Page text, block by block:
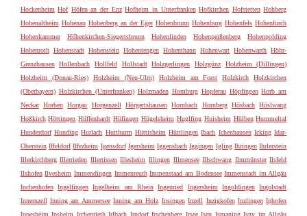
Hockenheim Hof Höfen an der Enz Hofheim in Unterfranken Hofkirchen Hofstetten Hohberg
Hohenaltheim Hohenau Hohenberg an der Eger Hohenbrunn Hohenburg Hohenfels Hohenfurch
Hohenkammer
Höhenkirchen-Siegertsbrunn Hohenlinden Hohenpeißenberg
Hohenpolding
Hohenroth Hohenstadt Hohenstein Hohentengen Hohenthann Hohenwart Hohenwarth Höhr-
Grenzhausen
Hollenbach Hollfeld Hollstadt Holzgerlingen Holzgünz
Holzheim (Dillingen)
Holzheim (Donau-Ries)
Holzheim (Neu-Ulm) Holzheim am Forst Holzkirch
Holzkirchen
(Oberbayern) Holzkirchen (Unterfranken) Holzmaden Homburg Hopferau Höpfingen Horb am
Neckar Horben Horgau Horgenzell Hörgertshausen Hornbach Hornberg Hösbach Höslwang
Hoßkirch Höttingen Hüffenhardt Hüfingen Hügelsheim Huglfing Huisheim Hülben Hummeltal
Hunderdorf Hunding Hurlach Hutthurm Hüttisheim Hüttlingen Ibach Ichenhausen Icking Idar-
Oberstein Iffeldorf Iffezheim Igensdorf Igersheim Iggensbach Iggingen Igling Ihringen Ihrlerstein
Illerkirchberg Illerrieden Illertissen Illesheim Illingen Illmensee Illschwang Ilmmünster Ilsfeld
Ilshofen Ilvesheim Immendingen Immenreuth Immenstaad am Bodensee Immenstadt im Allgäu
Inchenhofen Ingelfingen Ingelheim am Rhein Ingenried Ingersheim Ingoldingen Ingolstadt
Innernzell Inning am Ammersee Inning am Holz Insingen Inzell Inzigkofen Inzlingen Iphofen
Ippesheim Ipsheim Irchenrieth Irlbach Irndorf Irschenberg Irsee Isen Ismaning Isny im Allgäu